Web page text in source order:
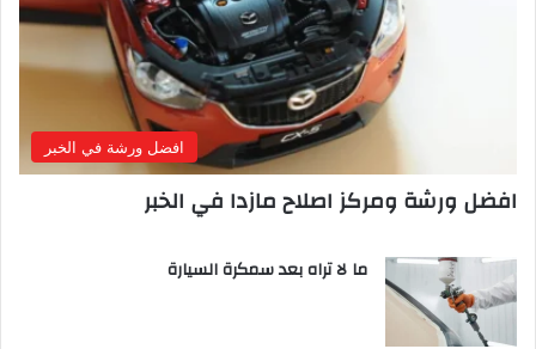
افضل ورشة في الخبر
افضل ورشة ومركز اصلاح مازدا في الخبر
ما لا تراه بعد سمكرة السيارة